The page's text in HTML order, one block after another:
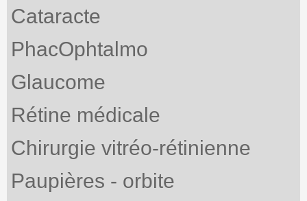
Cataracte
PhacOphtalmo
Glaucome
Rétine médicale
Chirurgie vitréo-rétinienne
Paupières - orbite